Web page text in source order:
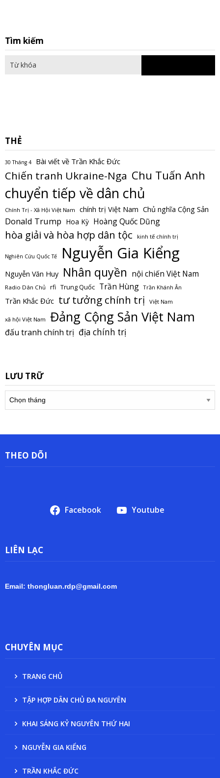
Tìm kiếm
THẺ
30 Tháng 4 Bài viết về Trần Khắc Đức
Chiến tranh Ukraine-Nga Chu Tuấn Anh
chuyển tiếp về dân chủ
Chính Trị - Xã Hội Việt Nam chính trị Việt Nam Chủ nghĩa Cộng Sản
Donald Trump Hoa Kỳ Hoàng Quốc Dũng
hòa giải và hòa hợp dân tộc kinh tế chính trị
Nghiên Cứu Quốc Tế Nguyễn Gia Kiểng
Nguyễn Văn Huy Nhân quyền nội chiến Việt Nam
Radio Dân Chủ rfi Trung Quốc Trần Hùng Trần Khánh Ân
Trần Khắc Đức tư tưởng chính trị Việt Nam
xã hội Việt Nam Đảng Cộng Sản Việt Nam
đấu tranh chính trị địa chính trị
LƯU TRỮ
Lưu
trữ
THEO DÕI
Facebook Youtube
LIÊN LẠC
Email: thongluan.rdp@gmail.com
CHUYÊN MỤC
TRANG CHỦ
TẬP HỢP DÂN CHỦ ĐA NGUYÊN
KHAI SÁNG KỶ NGUYÊN THỨ HAI
NGUYỄN GIA KIỂNG
TRẦN KHẮC ĐỨC